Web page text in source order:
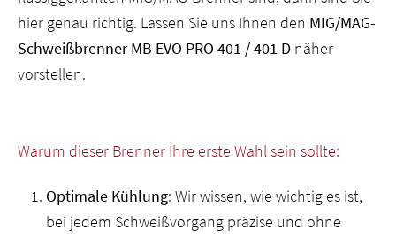
hier genau richtig. Lassen Sie uns Ihnen den MIG/MAG-
Schweißbrenner MB EVO PRO 401 / 401 D näher
vorstellen.
Warum dieser Brenner Ihre erste Wahl sein sollte:
Optimale Kühlung: Wir wissen, wie wichtig es ist,
bei jedem Schweißvorgang präzise und ohne